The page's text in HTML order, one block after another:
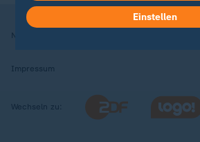
Nutzungsbedingungen
Impressum
Wechseln zu:
Hier findest du das Impressum.
Einstellen